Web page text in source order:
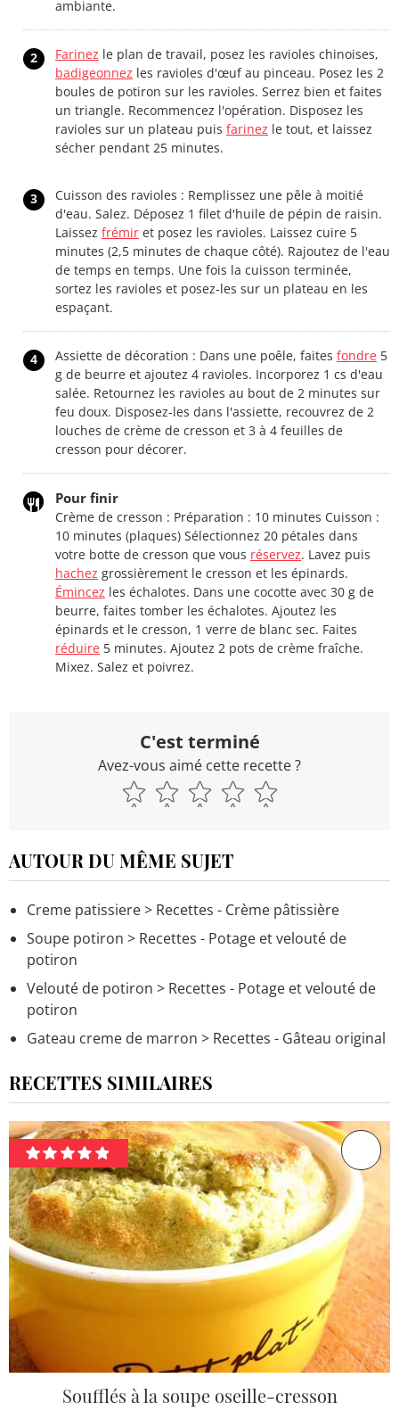
ambiante.
2 Farinez le plan de travail, posez les ravioles chinoises,
badigeonnez les ravioles d'œuf au pinceau. Posez les 2
boules de potiron sur les ravioles. Serrez bien et faites
un triangle. Recommencez l'opération. Disposez les
ravioles sur un plateau puis farinez le tout, et laissez
sécher pendant 25 minutes.
3
Cuisson des ravioles : Remplissez une pêle à moitié
d'eau. Salez. Déposez 1 filet d'huile de pépin de raisin.
Laissez frémir et posez les ravioles. Laissez cuire 5
minutes (2,5 minutes de chaque côté). Rajoutez de l'eau
de temps en temps. Une fois la cuisson terminée,
sortez les ravioles et posez-les sur un plateau en les
espaçant.
4 Assiette de décoration : Dans une poêle, faites fondre 5
g de beurre et ajoutez 4 ravioles. Incorporez 1 cs d'eau
salée. Retournez les ravioles au bout de 2 minutes sur
feu doux. Disposez-les dans l'assiette, recouvrez de 2
louches de crème de cresson et 3 à 4 feuilles de
cresson pour décorer.
Pour finir
Crème de cresson : Préparation : 10 minutes Cuisson :
10 minutes (plaques) Sélectionnez 20 pétales dans
votre botte de cresson que vous réservez. Lavez puis
hachez grossièrement le cresson et les épinards.
Émincez les échalotes. Dans une cocotte avec 30 g de
beurre, faites tomber les échalotes. Ajoutez les
épinards et le cresson, 1 verre de blanc sec. Faites
réduire 5 minutes. Ajoutez 2 pots de crème fraîche.
Mixez. Salez et poivrez.
C'est terminé
Avez-vous aimé cette recette ?
AUTOUR DU MÊME SUJET
Creme patissiere> Recettes - Crème pâtissière
Soupe potiron > Recettes - Potage et velouté de
potiron
Velouté de potiron > Recettes - Potage et velouté de
potiron
Gateau creme de marron > Recettes - Gâteau original
RECETTES SIMILAIRES
Soufflés à la soupe oseille-cresson